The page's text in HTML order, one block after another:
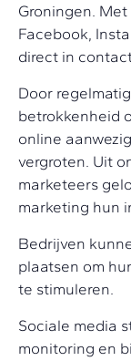
Groningen.
Facebook,
direct in
Door
betrokkenheid
online
vergroten. Uit
marketeers
marketing hun
Bedrijven
plaatsen om
te stimuleren.
Sociale media
monitoring en